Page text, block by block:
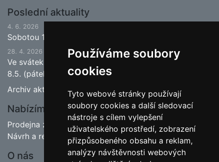
Používáme soubory
cookies
Tyto webové stránky používají
soubory cookies a další sledovací
nástroje s cílem vylepšení
uživatelského prostředí, zobrazení
přizpůsobeného obsahu a reklam,
analýzy návštěvnosti webových
Poslední aktuality
4. 6. 2026
Sobotou 13.6.2026 bude ukončena jarní sezona.
28. 4. 2026
Ve svátek 1.5. (pátek) bude naše prodejna zavřena a
8.5. (pátek) bude otevřeno.
Archiv aktualit
Nabízíme
Prodejna zahradnictví
Návrh a realizace zahrad
O nás